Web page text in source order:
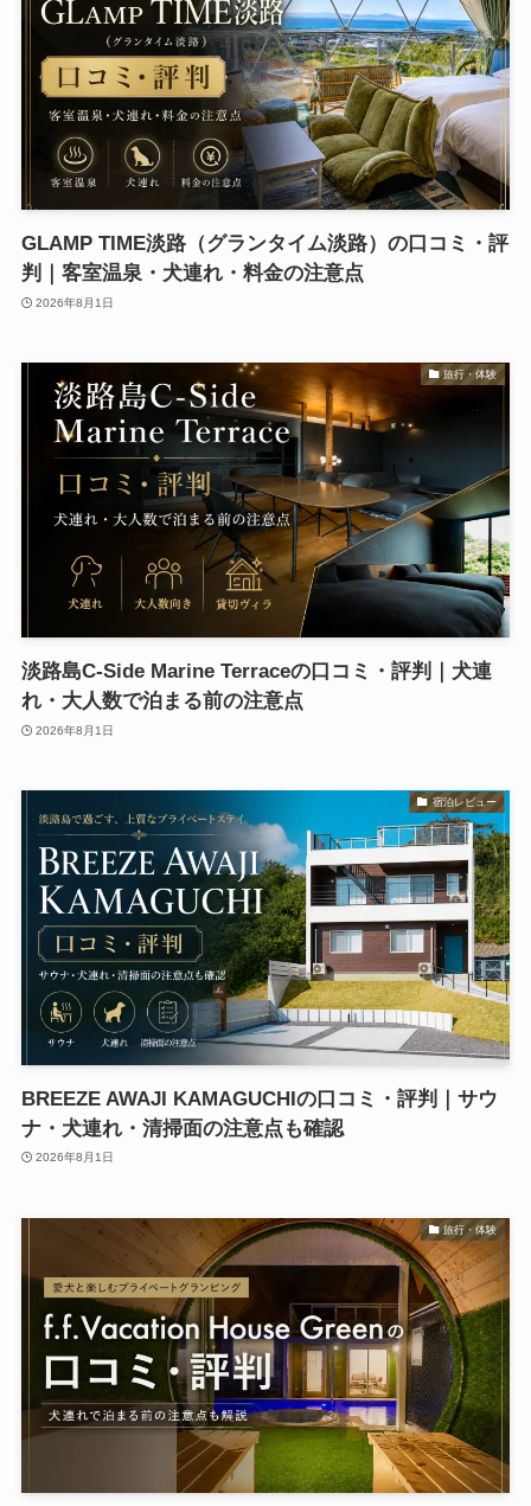
GLAMP TIME淡路（グランタイム淡路）の口コミ・評
判｜客室温泉・犬連れ・料金の注意点
2026年8月1日
旅行・体験
淡路島C-Side Marine Terraceの口コミ・評判｜犬連
れ・大人数で泊まる前の注意点
2026年8月1日
宿泊レビュー
BREEZE AWAJI KAMAGUCHIの口コミ・評判｜サウ
ナ・犬連れ・清掃面の注意点も確認
2026年8月1日
旅行・体験